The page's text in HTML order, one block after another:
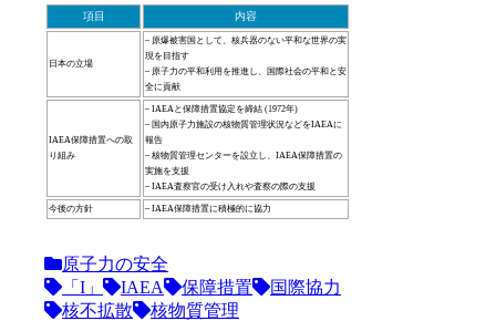
項目 内容
日本の立場
– 原爆被害国として、核兵器のない平和な世界の実
現を目指す
– 原子力の平和利用を推進し、国際社会の平和と安
全に貢献
IAEA保障措置への取
り組み
– IAEAと保障措置協定を締結 (1972年)
– 国内原子力施設の核物質管理状況などをIAEAに
報告
– 核物質管理センターを設立し、IAEA保障措置の
実施を支援
– IAEA査察官の受け入れや査察の際の支援
今後の方針 – IAEA保障措置に積極的に協力
原子力の安全
「I」
IAEA 保障措置
国際協力
核不拡散
核物質管理